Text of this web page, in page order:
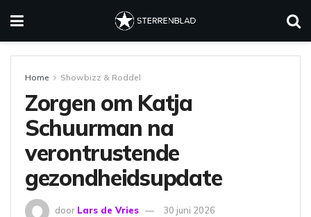
Home Showbizz & Roddel
Zorgen om Katja
Schuurman na
verontrustende
gezondheidsupdate
door Lars de Vries 30 juni 2026